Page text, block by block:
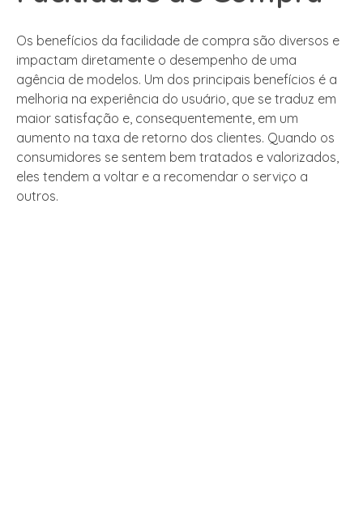
Os benefícios da facilidade de compra são diversos e
impactam diretamente o desempenho de uma
agência de modelos. Um dos principais benefícios é a
melhoria na experiência do usuário, que se traduz em
maior satisfação e, consequentemente, em um
aumento na taxa de retorno dos clientes. Quando os
consumidores se sentem bem tratados e valorizados,
eles tendem a voltar e a recomendar o serviço a
outros.